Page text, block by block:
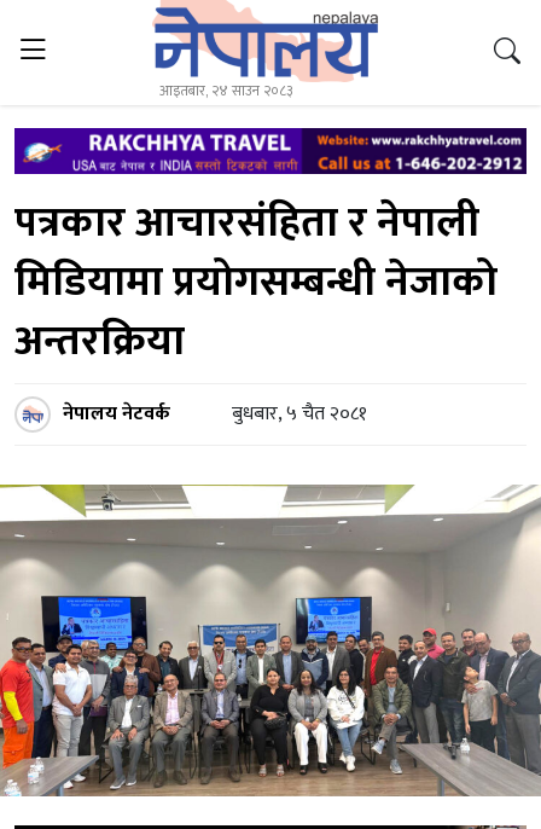
आइतबार, २४ साउन २०८३
पत्रकार आचारसंहिता र नेपाली
मिडियामा प्रयोगसम्बन्धी नेजाको
अन्तरक्रिया
नेपालय नेटवर्क बुधबार, ५ चैत २०८१